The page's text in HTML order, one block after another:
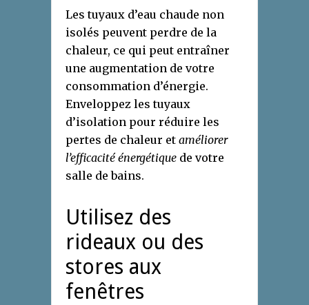
Les tuyaux d’eau chaude non
isolés peuvent perdre de la
chaleur, ce qui peut entraîner
une augmentation de votre
consommation d’énergie.
Enveloppez les tuyaux
d’isolation pour réduire les
pertes de chaleur et améliorer
l’efficacité énergétique de votre
salle de bains.
Utilisez des
rideaux ou des
stores aux
fenêtres